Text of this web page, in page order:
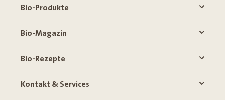
Bio-Produkte
Bio-Magazin
Bio-Rezepte
Kontakt & Services